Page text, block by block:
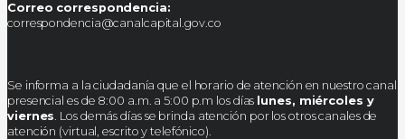
Correo correspondencia:
correspondencia@canalcapital.gov.co
Se informa a la ciudadanía que el horario de atención en nuestro canal
presencial es de 8:00 a.m. a 5:00 p.m los días lunes, miércoles y
viernes . Los demás días se brinda atención por los otros canales de
atención (virtual, escrito y telefónico).